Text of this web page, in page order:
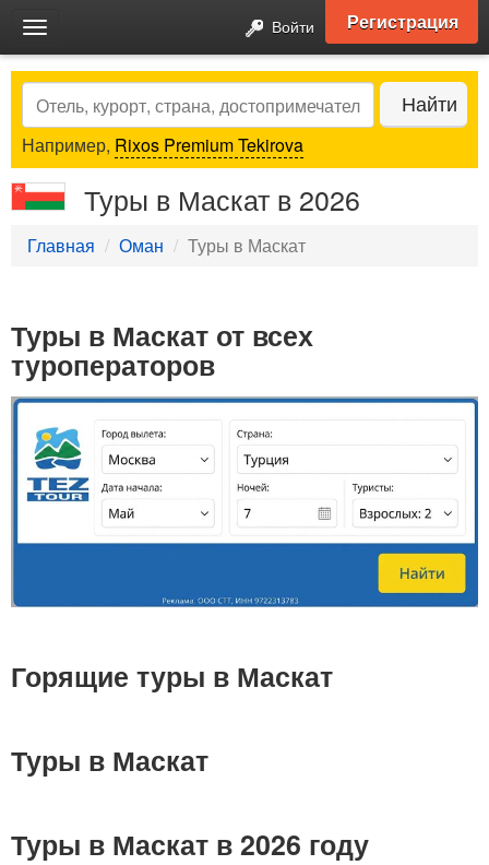
Toggle
navigation
Войти Регистрация
Search Найти
Например, Rixos Premium Tekirova
Туры в Маскат в 2026
Главная Оман Туры в Маскат
Туры в Маскат от всех
туроператоров
Горящие туры в Маскат
Туры в Маскат
Туры в Маскат в 2026 году